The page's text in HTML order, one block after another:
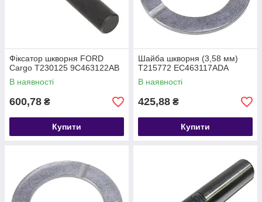
Фіксатор шкворня FORD
Cargo T230125 9C463122AB
В наявності
600,78 ₴
Купити
Шайба шкворня (3,58 мм)
T215772 EC463117ADA
В наявності
425,88 ₴
Купити